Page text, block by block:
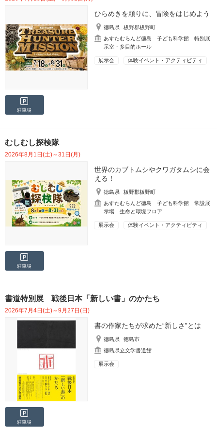
ひらめきを頼りに、冒険をはじめよう
徳島県
板野郡板野町
あすたむらんど徳島 子ども科学館 特別展
示室・多目的ホール
展示会 体験イベント・アクティビティ
駐車場
むしむし探検隊
2026年8月1日(土)～31日(月)
世界のカブトムシやクワガタムシに会
える！
徳島県
板野郡板野町
あすたむらんど徳島 子ども科学館 常設展
示場 生命と環境フロア
展示会 体験イベント・アクティビティ
駐車場
書道特別展 戦後日本「新しい書」のかたち
2026年7月4日(土)～9月27日(日)
書の作家たちが求めた“新しさ”とは
徳島県
徳島市
徳島県立文学書道館
展示会
駐車場